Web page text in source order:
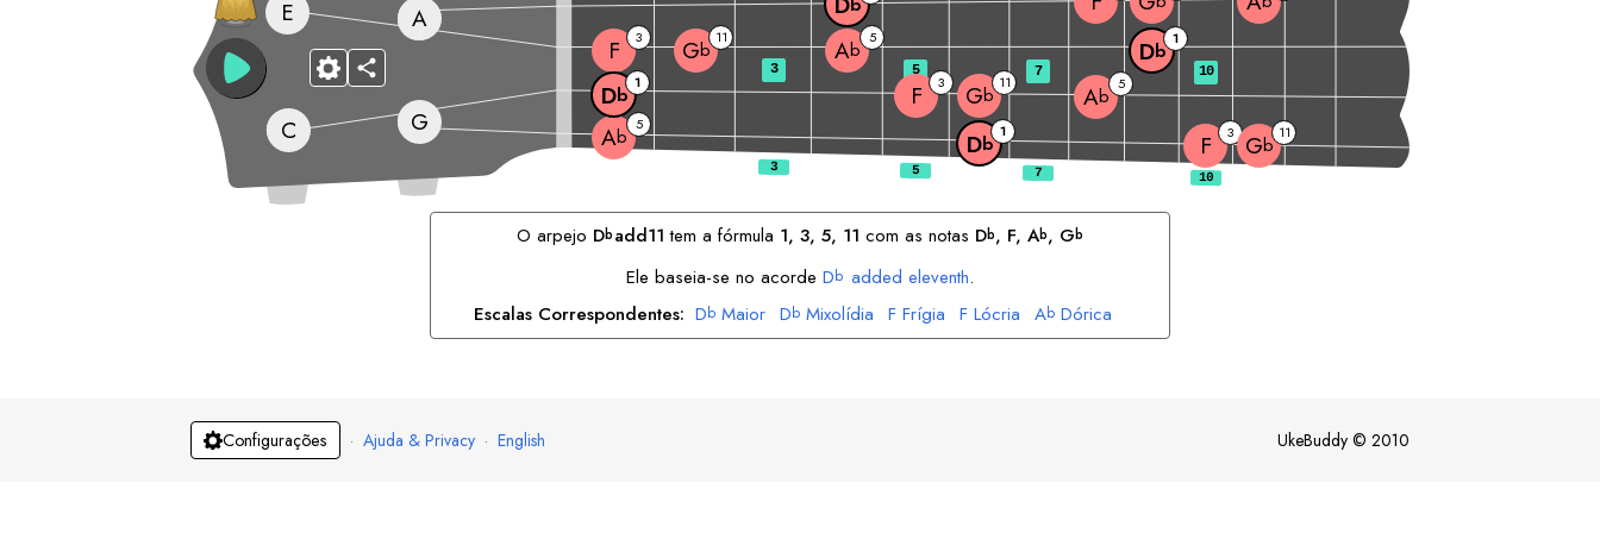
G Ab 5
Db 1 F 3 Gb 11
C
Db 1 F 3 Gb 11 Ab 5
E
F
3 Gb 11 Ab 5 Db 1
A
3 5 7 10
O arpejo Dbadd11 tem a fórmula 1, 3, 5, 11 com as notas Db, F, Ab, Gb
Ele baseia-se no acordeDb added eleventh.
Escalas Correspondentes: Db Maior Db Mixolídia F Frígia F Lócria Ab Dórica
Ab Mixolídia Gb Maior Gb Lídia
Configurações · Ajuda & Privacy · English UkeBuddy © 2010